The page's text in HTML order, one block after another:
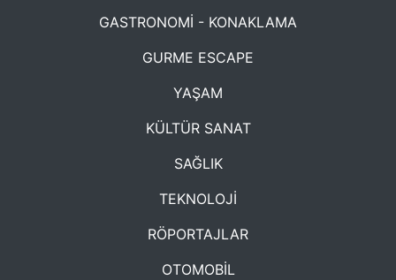
GASTRONOMİ - KONAKLAMA
GURME ESCAPE
YAŞAM
KÜLTÜR SANAT
SAĞLIK
TEKNOLOJİ
RÖPORTAJLAR
OTOMOBİL